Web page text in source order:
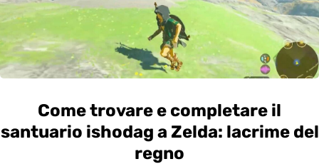
Come trovare e completare il
santuario ishodag a Zelda: lacrime del
regno